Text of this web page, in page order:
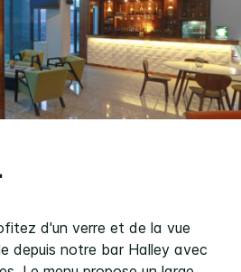
d'un verre et de la vue
depuis notre bar Halley avec